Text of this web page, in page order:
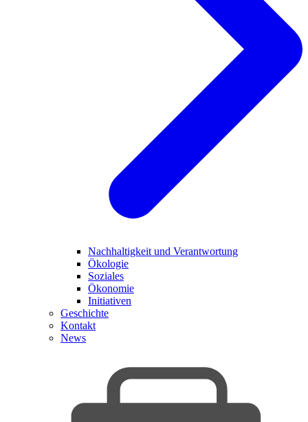
Nachhaltigkeit und Verantwortung
Ökologie
Soziales
Ökonomie
Initiativen
Geschichte
Kontakt
News